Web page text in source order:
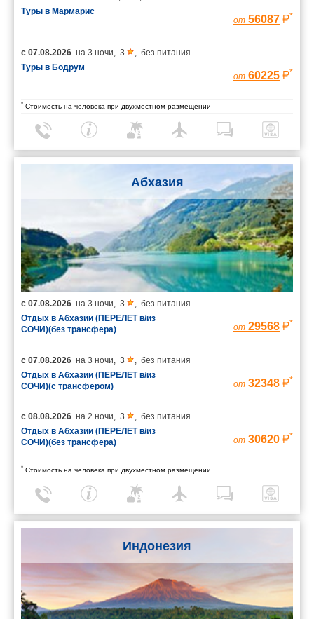
Туры в Мармарис
от 56087 *
с 07.08.2026 на 3 ночи, 3 , без питания
Туры в Бодрум
от 60225 *
* Стоимость на человека при двухместном размещении
Абхазия
с 07.08.2026 на 3 ночи, 3 , без питания
Отдых в Абхазии (ПЕРЕЛЕТ в/из
СОЧИ)(без трансфера)
от 29568 *
с 07.08.2026 на 3 ночи, 3 , без питания
Отдых в Абхазии (ПЕРЕЛЕТ в/из
СОЧИ)(с трансфером)
от 32348 *
с 08.08.2026 на 2 ночи, 3 , без питания
Отдых в Абхазии (ПЕРЕЛЕТ в/из
СОЧИ)(без трансфера)
от 30620 *
* Стоимость на человека при двухместном размещении
Индонезия